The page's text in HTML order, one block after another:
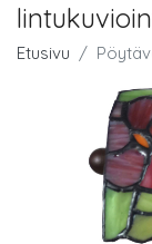
Etusivu